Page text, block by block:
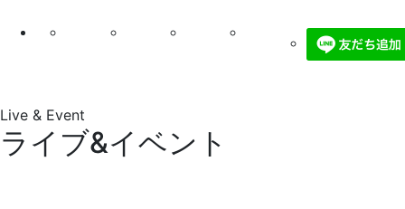
Live & Event
ライブ&イベント